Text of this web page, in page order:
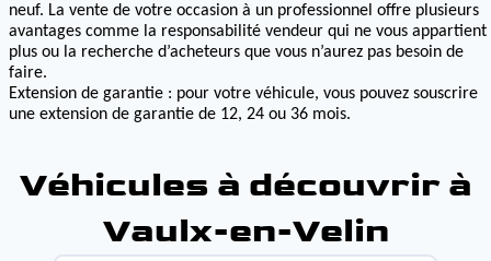
neuf. La vente de votre occasion à un professionnel offre plusieurs
avantages comme la responsabilité vendeur qui ne vous appartient
plus ou la recherche d’acheteurs que vous n’aurez pas besoin de
faire.
Extension de garantie : pour votre véhicule, vous pouvez souscrire
une extension de garantie de 12, 24 ou 36 mois.
Véhicules à découvrir à
Vaulx-en-Velin